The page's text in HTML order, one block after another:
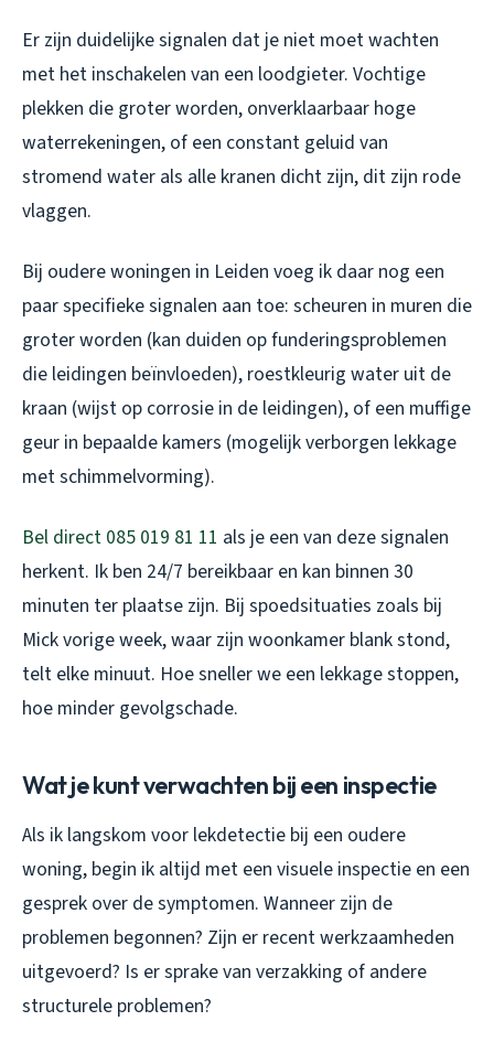
Er zijn duidelijke signalen dat je niet moet wachten
met het inschakelen van een loodgieter. Vochtige
plekken die groter worden, onverklaarbaar hoge
waterrekeningen, of een constant geluid van
stromend water als alle kranen dicht zijn, dit zijn rode
vlaggen.
Bij oudere woningen in Leiden voeg ik daar nog een
paar specifieke signalen aan toe: scheuren in muren die
groter worden (kan duiden op funderingsproblemen
die leidingen beïnvloeden), roestkleurig water uit de
kraan (wijst op corrosie in de leidingen), of een muffige
geur in bepaalde kamers (mogelijk verborgen lekkage
met schimmelvorming).
Bel direct 085 019 81 11 als je een van deze signalen
herkent. Ik ben 24/7 bereikbaar en kan binnen 30
minuten ter plaatse zijn. Bij spoedsituaties zoals bij
Mick vorige week, waar zijn woonkamer blank stond,
telt elke minuut. Hoe sneller we een lekkage stoppen,
hoe minder gevolgschade.
Wat je kunt verwachten bij een inspectie
Als ik langskom voor lekdetectie bij een oudere
woning, begin ik altijd met een visuele inspectie en een
gesprek over de symptomen. Wanneer zijn de
problemen begonnen? Zijn er recent werkzaamheden
uitgevoerd? Is er sprake van verzakking of andere
structurele problemen?